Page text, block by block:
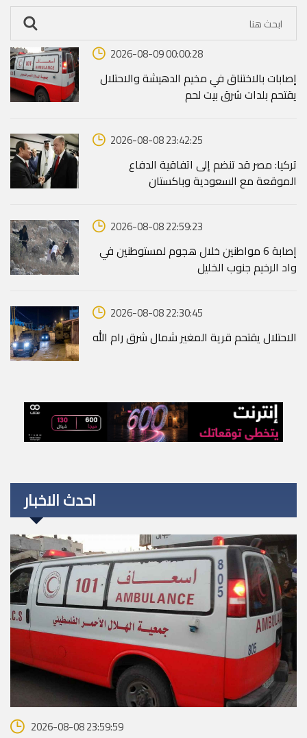
2026-08-09 00:00:28
إصابات بالاختناق في مخيم الدهيشة والاحتلال
يقتحم بلدات شرق بيت لحم
2026-08-08 23:42:25
تركيا: مصر قد تنضم إلى اتفاقية الدفاع
الموقعة مع السعودية وباكستان
2026-08-08 22:59:23
إصابة 6 مواطنين خلال هجوم لمستوطنين في
واد الرخيم جنوب الخليل
2026-08-08 22:30:45
الاحتلال يقتحم قرية المغير شمال شرق رام الله
احدث الاخبار
2026-08-08 23:59:59